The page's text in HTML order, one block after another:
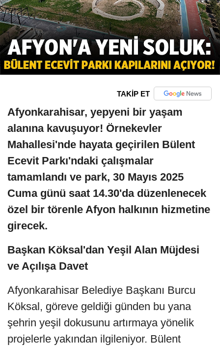
TAKİP ET
Afyonkarahisar, yepyeni bir yaşam
alanına kavuşuyor! Örnekevler
Mahallesi'nde hayata geçirilen Bülent
Ecevit Parkı'ndaki çalışmalar
tamamlandı ve park, 30 Mayıs 2025
Cuma günü saat 14.30'da düzenlenecek
özel bir törenle Afyon halkının hizmetine
girecek.
Başkan Köksal'dan Yeşil Alan Müjdesi
ve Açılışa Davet
Afyonkarahisar Belediye Başkanı Burcu
Köksal, göreve geldiği günden bu yana
şehrin yeşil dokusunu artırmaya yönelik
projelerle yakından ilgileniyor. Bülent